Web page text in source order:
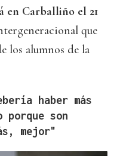
en Carballiño el 21
que
los alumnos de la
haber más
son
mejor"